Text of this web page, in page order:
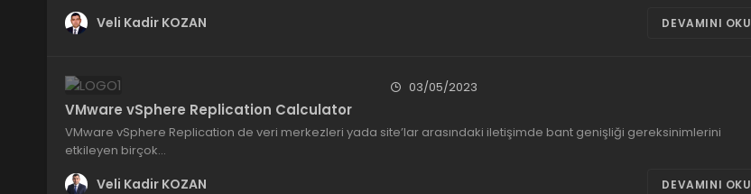
Veli Kadir KOZAN DEVAMINI OKU
03/05/2023
VMware vSphere Replication Calculator
VMware vSphere Replication de veri merkezleri yada site’lar arasındaki iletişimde bant genişliği gereksinimlerini
etkileyen birçok…
Veli Kadir KOZAN DEVAMINI OKU